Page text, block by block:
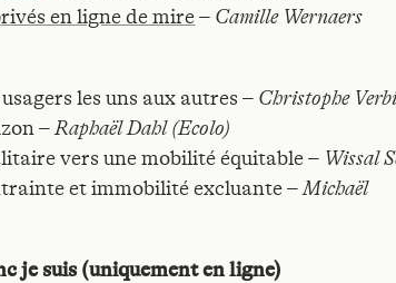
en ligne de mire– Camille Wernaers
les uns aux autres – Christophe
–Raphaël Dahl (Ecolo)
vers une mobilité équitable – Wissal
et immobilité excluante –Michaël
je suis (uniquement en ligne)